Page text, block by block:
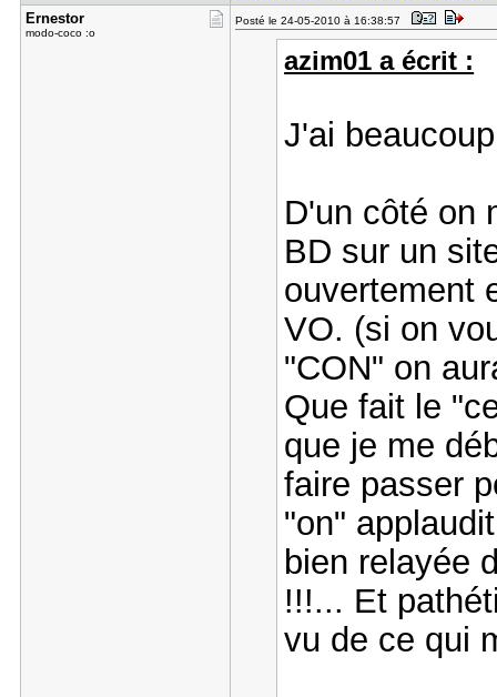
Ernestor
modo-coco :o
Posté le 24-05-2010 à 16:38:57
azim01 a écrit :
J'ai
D'un côté on
BD sur un
ouvertement
VO. (si on
"CON" on
Que fait le
que je me
faire passer
"on"
bien relayée
!!!... Et
vu de ce qui